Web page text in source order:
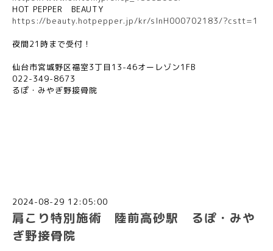
HOT PEPPER
BEAUTY
https://beauty.hotpepper.jp/kr/slnH000702183/?cstt=1
夜間21 時まで受付！
仙台市宮城野区福室3丁目 13-46オーレゾン1FB
022-349-8673
るぽ・みやぎ野接骨院
2024-08-29 12:05:00
肩こり特別施術 陸前高砂駅 るぽ・みや
ぎ野接骨院